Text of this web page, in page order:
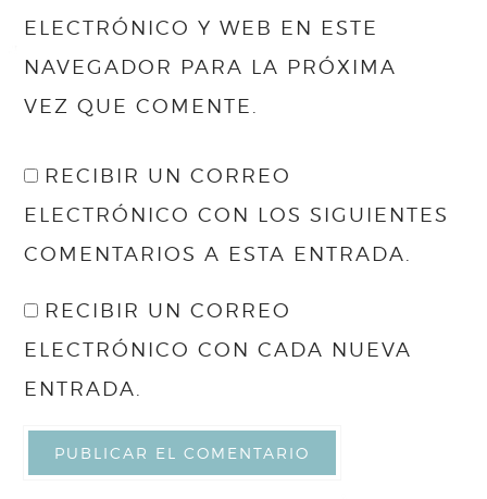
ELECTRÓNICO Y WEB EN ESTE
NAVEGADOR PARA LA PRÓXIMA
VEZ QUE COMENTE.
RECIBIR UN CORREO
ELECTRÓNICO CON LOS SIGUIENTES
COMENTARIOS A ESTA ENTRADA.
RECIBIR UN CORREO
ELECTRÓNICO CON CADA NUEVA
ENTRADA.